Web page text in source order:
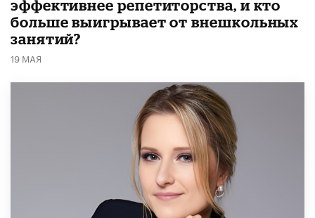
эффективнее репетиторства, и кто
больше выигрывает от внешкольных
занятий?
19 МАЯ